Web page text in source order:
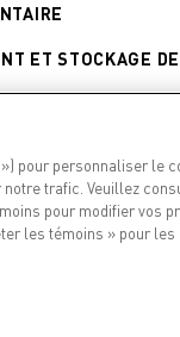
ET STOCKAGE
pour personnaliser le
trafic. Veuillez
pour modifier vos
les témoins » pour les